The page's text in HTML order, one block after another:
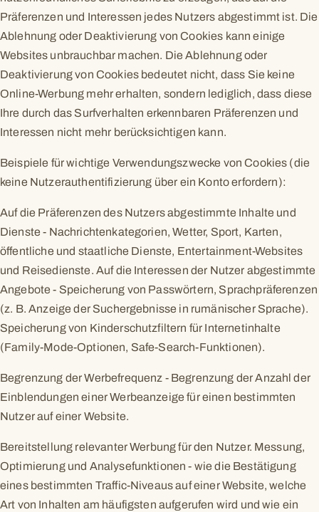
Präferenzen und Interessen jedes Nutzers abgestimmt ist. Die
Ablehnung oder Deaktivierung von Cookies kann einige
Websites unbrauchbar machen. Die Ablehnung oder
Deaktivierung von Cookies bedeutet nicht, dass Sie keine
Online-Werbung mehr erhalten, sondern lediglich, dass diese
Ihre durch das Surfverhalten erkennbaren Präferenzen und
Interessen nicht mehr berücksichtigen kann.
Beispiele für wichtige Verwendungszwecke von Cookies (die
keine Nutzerauthentifizierung über ein Konto erfordern):
Auf die Präferenzen des Nutzers abgestimmte Inhalte und
Dienste - Nachrichtenkategorien, Wetter, Sport, Karten,
öffentliche und staatliche Dienste, Entertainment-Websites
und Reisedienste. Auf die Interessen der Nutzer abgestimmte
Angebote - Speicherung von Passwörtern, Sprachpräferenzen
(z. B. Anzeige der Suchergebnisse in rumänischer Sprache).
Speicherung von Kinderschutzfiltern für Internetinhalte
(Family-Mode-Optionen, Safe-Search-Funktionen).
Begrenzung der Werbefrequenz - Begrenzung der Anzahl der
Einblendungen einer Werbeanzeige für einen bestimmten
Nutzer auf einer Website.
Bereitstellung relevanter Werbung für den Nutzer. Messung,
Optimierung und Analysefunktionen - wie die Bestätigung
eines bestimmten Traffic-Niveaus auf einer Website, welche
Art von Inhalten am häufigsten aufgerufen wird und wie ein